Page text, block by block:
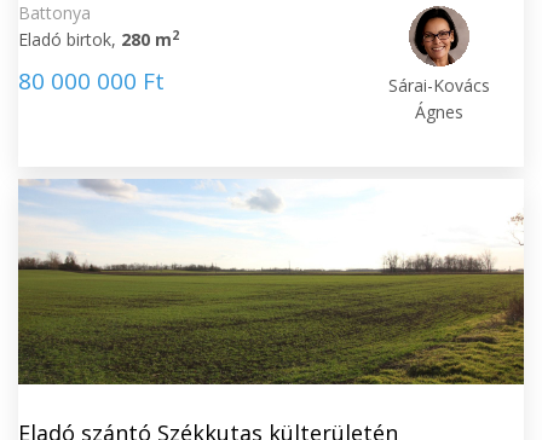
Battonya
Eladó birtok, 280 m2
80 000 000 Ft
Sárai-Kovács
Ágnes
Eladó szántó Székkutas külterületén